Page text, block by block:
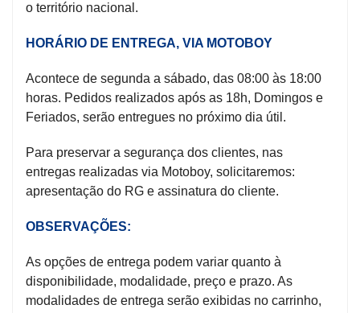
o território nacional.
HORÁRIO DE ENTREGA, VIA MOTOBOY
Acontece de segunda a sábado, das 08:00 às 18:00
horas. Pedidos realizados após as 18h, Domingos e
Feriados, serão entregues no próximo dia útil.
Para preservar a segurança dos clientes, nas
entregas realizadas via Motoboy, solicitaremos:
apresentação do RG e assinatura do cliente.
OBSERVAÇÕES:
As opções de entrega podem variar quanto à
disponibilidade, modalidade, preço e prazo. As
modalidades de entrega serão exibidas no carrinho,